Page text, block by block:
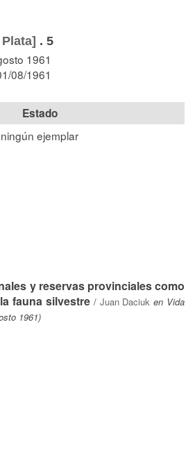
. 5
1961
08/1961
Estado
ningún ejemplar
y reservas provinciales como
fauna silvestre / Juan Daciuk en Vida
1961)